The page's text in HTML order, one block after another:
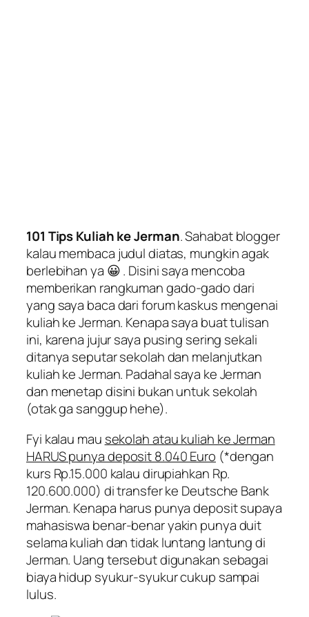
101 Tips Kuliah ke Jerman. Sahabat blogger
kalau membaca judul diatas, mungkin agak
berlebihan ya 😀 . Disini saya mencoba
memberikan rangkumangado-gadodari
yang saya baca dari forum kaskus mengenai
kuliah ke Jerman. Kenapa saya buat tulisan
ini, karena jujur saya pusing sering sekali
ditanya seputar sekolah dan melanjutkan
kuliah ke Jerman. Padahal saya ke Jerman
dan menetap disini bukan untuk sekolah
(otak ga sanggup hehe).
Fyi kalau mau sekolah atau kuliah ke Jerman
HARUS punya deposit 8.040 Euro (*dengan
kurs Rp.15.000 kalau dirupiahkan Rp.
120.600.000) di transfer ke Deutsche Bank
Jerman. Kenapa harus punya deposit supaya
mahasiswa benar-benar yakin punya duit
selama kuliah dan tidakluntang lantungdi
Jerman. Uang tersebut digunakan sebagai
biaya hidup syukur-syukur cukup sampai
lulus.